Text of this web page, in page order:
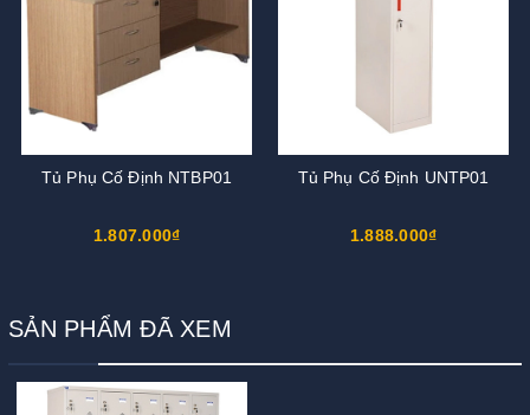
Tủ Phụ Cố Định NTBP01
1.807.000₫
Tủ Phụ Cố Định UNTP01
1.888.000₫
SẢN PHẨM ĐÃ XEM